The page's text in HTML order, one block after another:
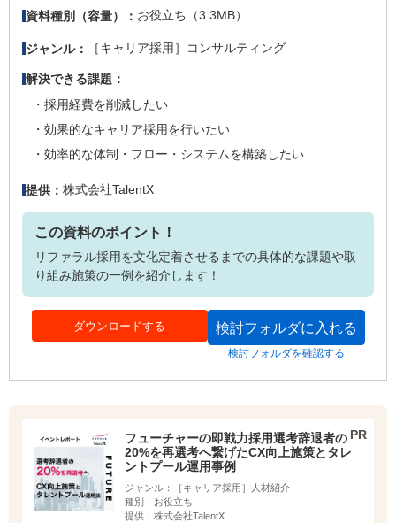
資料種別（容量）： お役立ち（3.3MB）
ジャンル： ［キャリア採用］コンサルティング
解決できる課題：
採用経費を削減したい
効果的なキャリア採用を行いたい
効率的な体制・フロー・システムを構築したい
提供： 株式会社TalentX
この資料のポイント！
リファラル採用を文化定着させるまでの具体的な課題や取
り組み施策の一例を紹介します！
ダウンロードする 検討フォルダに入れる
検討フォルダを確認する
フューチャーの即戦力採用選考辞退者の
20%を再選考へ繋げたCX向上施策とタレ
ントプール運用事例
ジャンル：
［キャリア採用］人材紹介
種別： お役立ち
提供： 株式会社TalentX